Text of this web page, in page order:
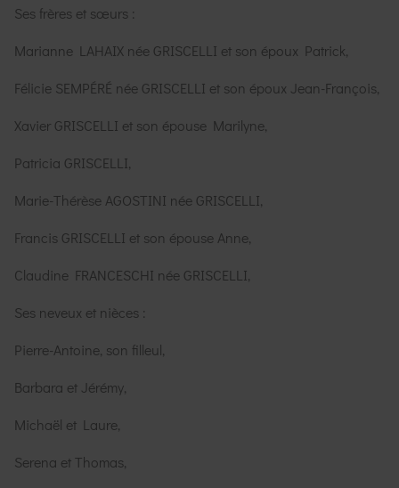
Ses frères et sœurs :
Marianne LAHAIX née GRISCELLI et son époux Patrick,
Félicie SEMPÉRÉ née GRISCELLI et son époux Jean-François,
Xavier GRISCELLI et son épouse Marilyne,
Patricia GRISCELLI,
Marie-Thérèse AGOSTINI née GRISCELLI,
Francis GRISCELLI et son épouse Anne,
Claudine FRANCESCHI née GRISCELLI,
Ses neveux et nièces :
Pierre-Antoine, son filleul,
Barbara et Jérémy,
Michaël et Laure,
Serena et Thomas,